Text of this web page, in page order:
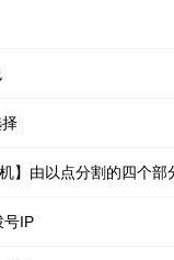
机】由以点分割的四个
号IP